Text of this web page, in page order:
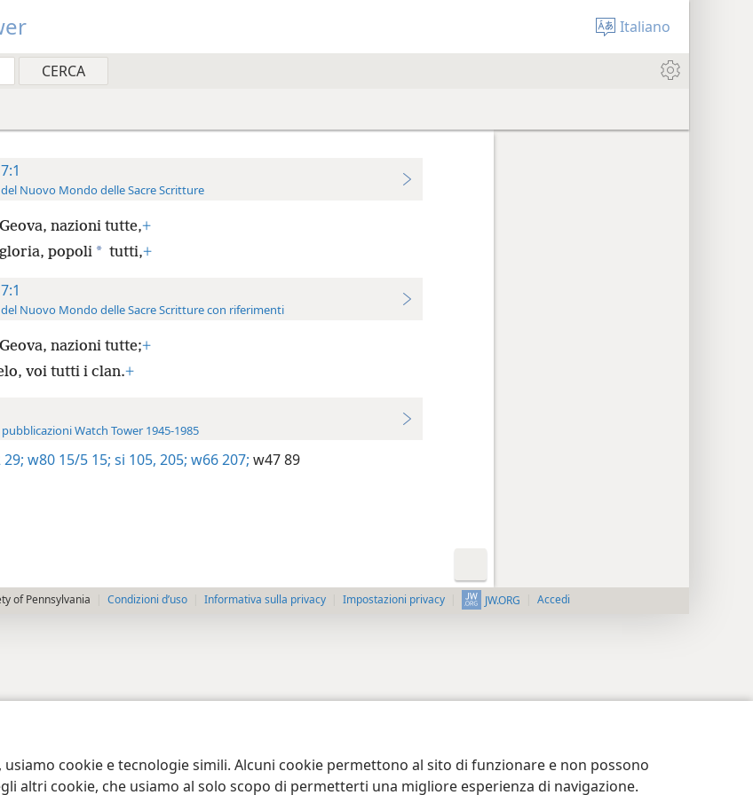
cookie e tecnologie simili. Alcuni cookie permettono al sito di funzionare e non possono
altri cookie, che usiamo al solo scopo di permetterti una migliore esperienza di navigazione.
Italiano
Nuovo Mondo delle Sacre Scritture
nazioni tutte,+
popoli * tutti,+
Nuovo Mondo delle Sacre Scritture con riferimenti
nazioni tutte;+
voi tutti i clan.+
Watch Tower 1945-1985
w80 15/5 15; si 105, 205; w66 207; w47 89
of Pennsylvania Condizioni d’uso Informativa sulla privacy Impostazioni privacy JW.ORG Accedi